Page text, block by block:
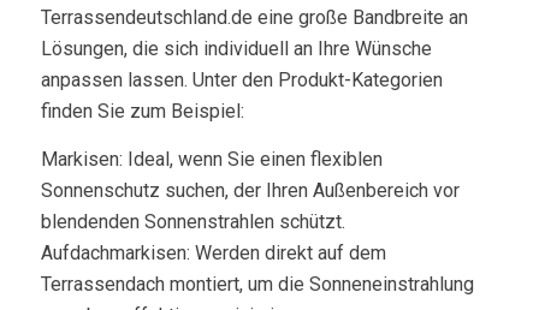
Terrassendeutschland.de eine große Bandbreite an
Lösungen, die sich individuell an Ihre Wünsche
anpassen lassen. Unter den Produkt-Kategorien
finden Sie zum Beispiel:
Markisen: Ideal, wenn Sie einen flexiblen
Sonnenschutz suchen, der Ihren Außenbereich vor
blendenden Sonnenstrahlen schützt.
Aufdachmarkisen: Werden direkt auf dem
Terrassendach montiert, um die Sonneneinstrahlung